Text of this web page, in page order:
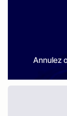
Annulez